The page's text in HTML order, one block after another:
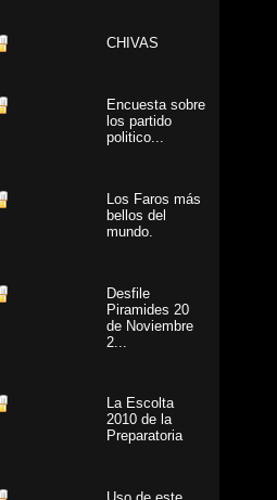
CHIVAS
Encuesta sobre
los partido
politico...
Los Faros más
bellos del
mundo.
Desfile
Piramides 20
de Noviembre
2...
La Escolta
2010 de la
Preparatoria